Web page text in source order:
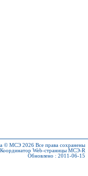
© МСЭ 2026 Все права сохранены
Координатор Web-страницы МСЭ-R
Обновлено : 2011-06-15